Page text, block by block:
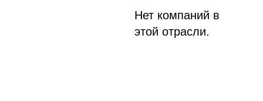
Нет компаний в
этой отрасли.